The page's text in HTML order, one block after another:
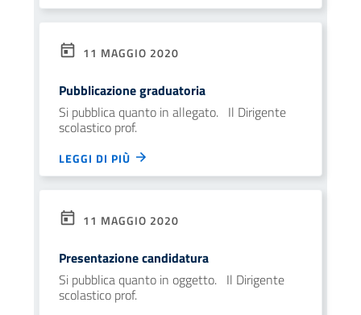
11 MAGGIO 2020
Pubblicazione graduatoria
Si pubblica quanto in allegato. Il Dirigente
scolastico prof.
LEGGI DI PIÙ
11 MAGGIO 2020
Presentazione candidatura
Si pubblica quanto in oggetto. Il Dirigente
scolastico prof.